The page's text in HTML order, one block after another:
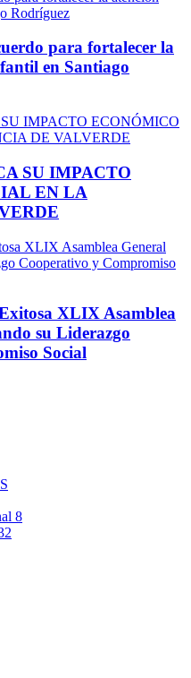
para fortalecer la
en Santiago
SU IMPACTO
EN LA
XLIX Asamblea
su Liderazgo
Social
8